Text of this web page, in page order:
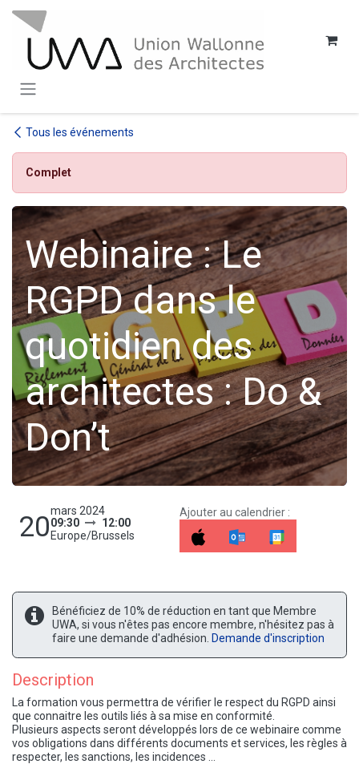
Tous les événements
Complet
Webinaire : Le
RGPD dans le
quotidien des
architectes : Do &
Don’t
20mars 2024
09:30
12:00
Europe/Brussels
Ajouter au calendrier :
Bénéficiez de 10% de réduction en tant que Membre
UWA, si vous n'êtes pas encore membre, n'hésitez pas à
faire une demande d'adhésion. Demande d'inscription
Description
La formation vous permettra de vérifier le respect du RGPD ainsi
que connaitre les outils liés à sa mise en conformité.
Plusieurs aspects seront développés lors de ce webinaire comme
vos obligations dans différents documents et services, les règles à
respecter, les sanctions, les incidences …